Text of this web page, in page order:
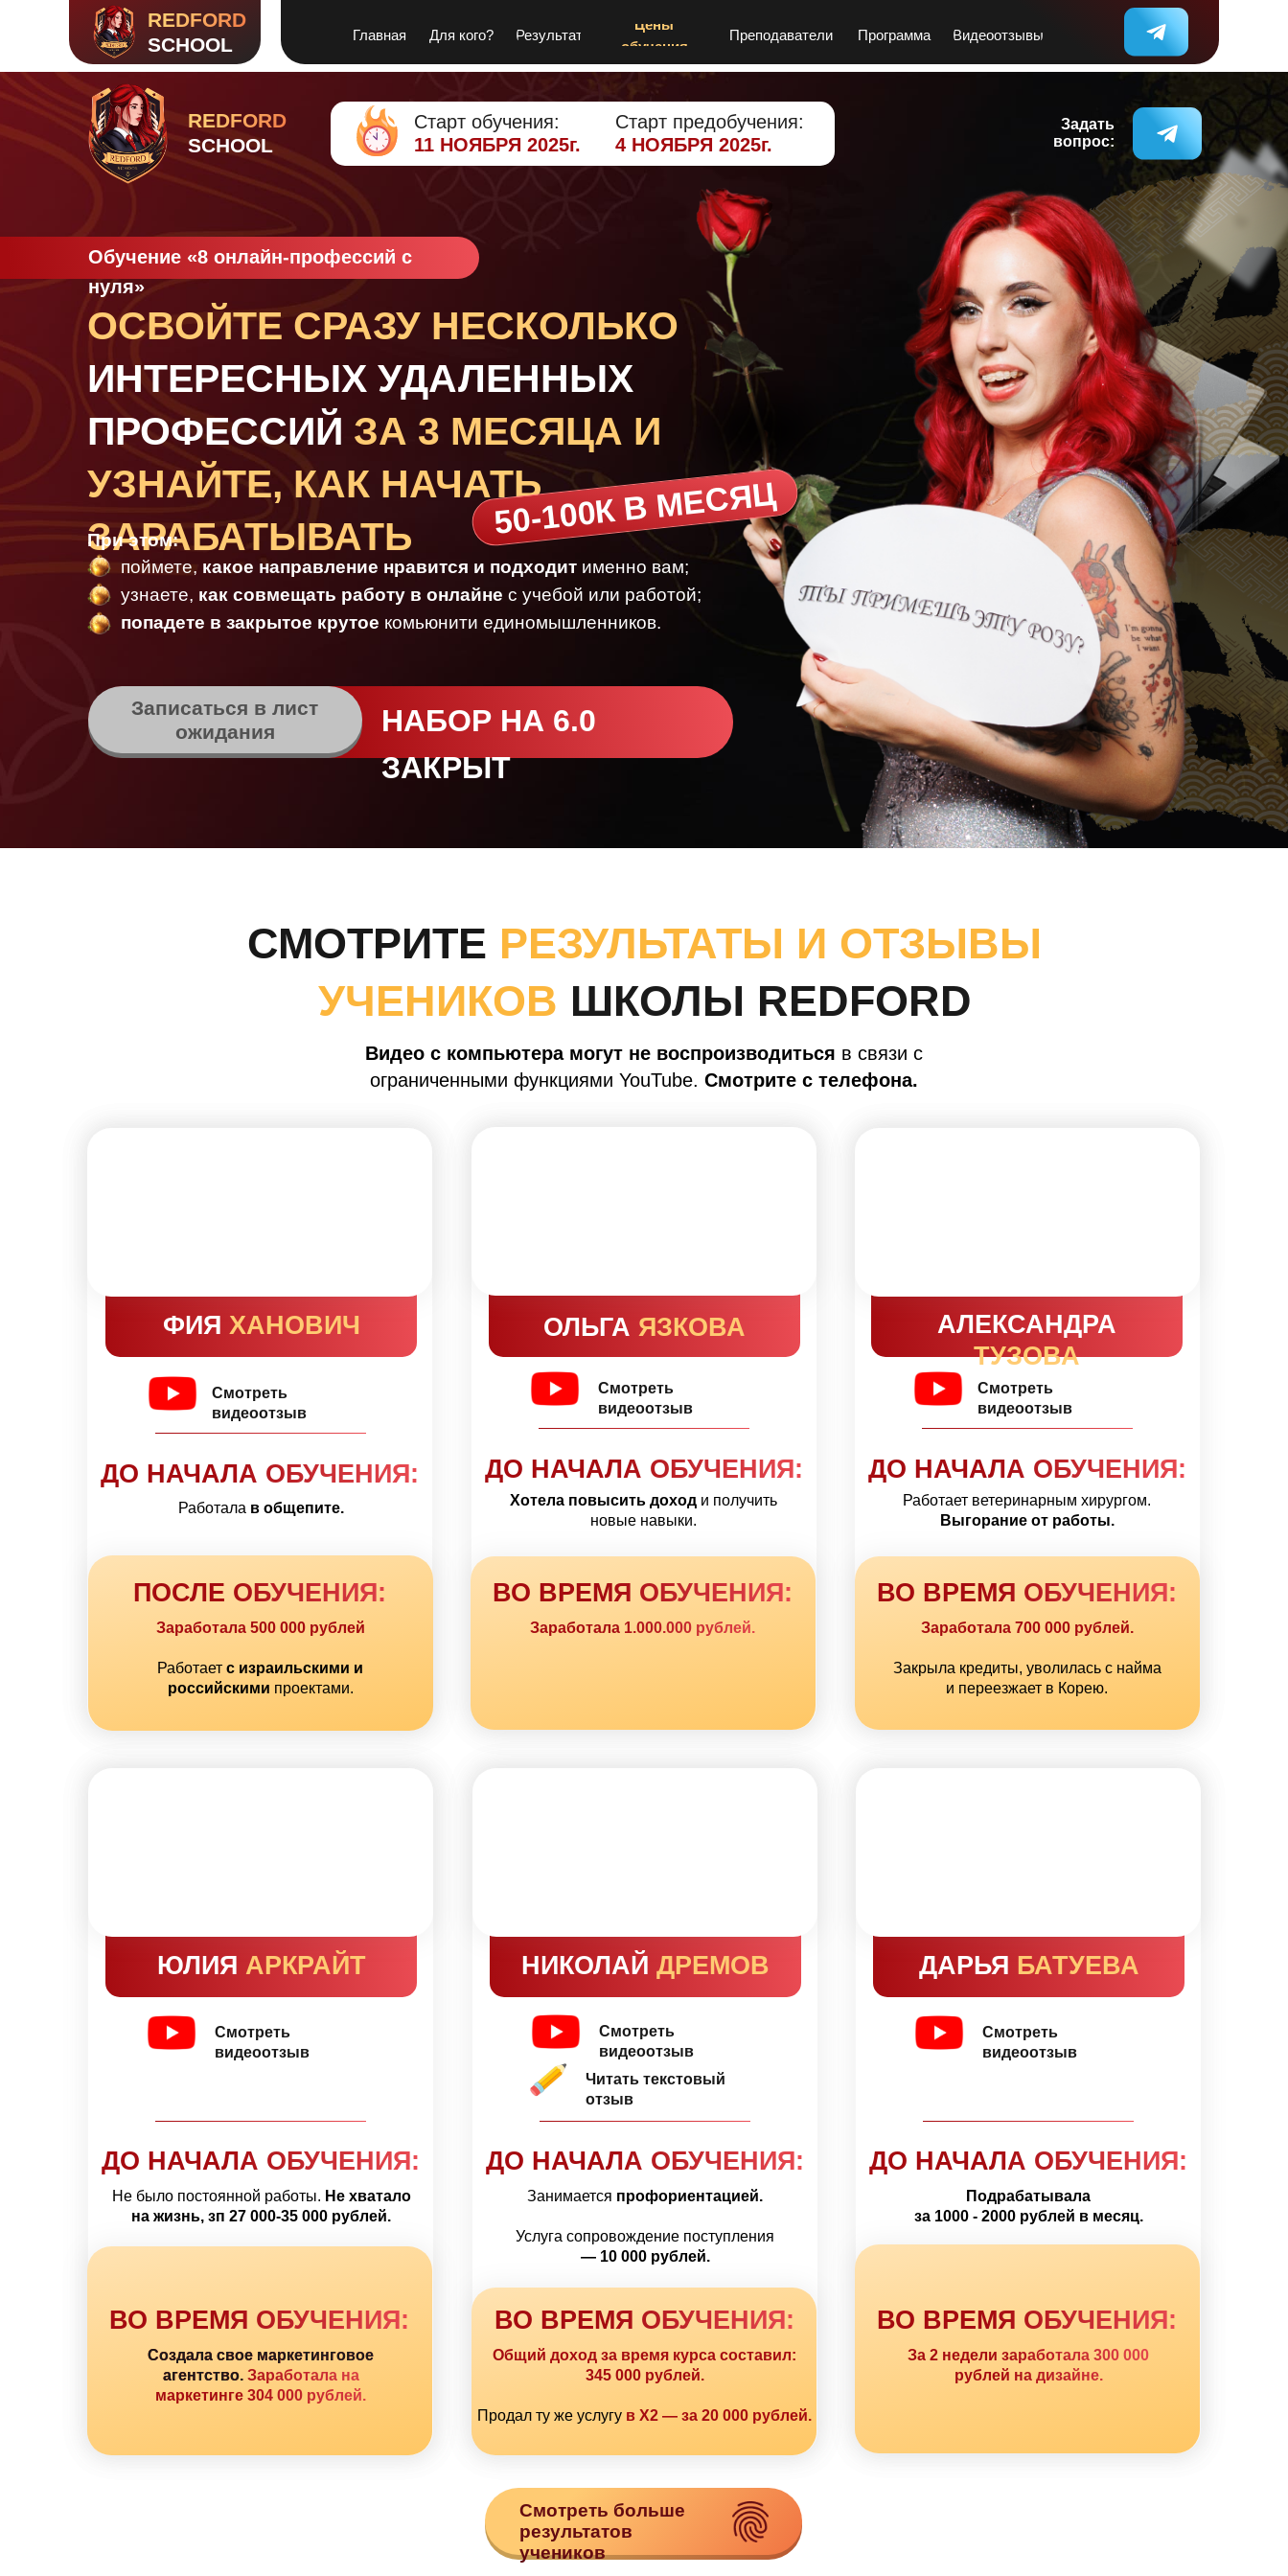
REDFORD
SCHOOL
Главная Для кого? Результат Преподаватели Программа
Цены
обучения
Видеоотзывы
Обучение «8 онлайн-профессий с
нуля»
НАБОР НА 6.0
ЗАКРЫТ
REDFORD
SCHOOL
ОСВОЙТЕ СРАЗУ НЕСКОЛЬКО
ИНТЕРЕСНЫХ УДАЛЕННЫХ
ПРОФЕССИЙ ЗА 3 МЕСЯЦА И
УЗНАЙТЕ, КАК НАЧАТЬ
ЗАРАБАТЫВАТЬ
50-100К В МЕСЯЦ
При этом:
поймете, какое направление нравится и подходит именно вам;
узнаете, как совмещать работу в онлайне с учебой или работой;
попадете в закрытое крутое комьюнити единомышленников.
Задать
вопрос:
Записаться в лист
ожидания
Старт обучения:
11 НОЯБРЯ 2025г.
Старт предобучения:
4 НОЯБРЯ 2025г.
СМОТРИТЕ РЕЗУЛЬТАТЫ И ОТЗЫВЫ
УЧЕНИКОВ ШКОЛЫ REDFORD
Видео с компьютера могут не воспроизводиться в связи с
ограниченными функциями YouTube. Смотрите с телефона.
АЛЕКСАНДРА
ТУЗОВА
Заработала 700 000 рублей.
Закрыла кредиты, уволилась с найма
и переезжает в Корею.
Работает ветеринарным хирургом.
Выгорание от работы.
Смотреть
видеоотзыв
Смотреть больше
результатов
учеников
ОЛЬГА ЯЗКОВА
ДО НАЧАЛА ОБУЧЕНИЯ:
ВО ВРЕМЯ ОБУЧЕНИЯ: ВО ВРЕМЯ ОБУЧЕНИЯ:
ДО НАЧАЛА ОБУЧЕНИЯ:
Заработала 1.000.000 рублей.
Хотела повысить доход и получить
новые навыки.
Смотреть
видеоотзыв
ФИЯ ХАНОВИЧ
Заработала 500 000 рублей
Работает с израильскими и
российскими проектами.
Работала в общепите.
Смотреть
видеоотзыв
НИКОЛАЙ ДРЕМОВ
Общий доход за время курса составил:
345 000 рублей.
Продал ту же услугу в Х2 — за 20 000 рублей.
Занимается профориентацией.
Услуга сопровождение поступления
— 10 000 рублей.
Смотреть
видеоотзыв
Читать текстовый
отзыв
ДО НАЧАЛА ОБУЧЕНИЯ:
ДО НАЧАЛА ОБУЧЕНИЯ:
ВО ВРЕМЯ ОБУЧЕНИЯ:
ДАРЬЯ БАТУЕВА
ДО НАЧАЛА ОБУЧЕНИЯ:
ВО ВРЕМЯ ОБУЧЕНИЯ:
За 2 недели заработала 300 000
рублей на дизайне.
Подрабатывала
за 1000 - 2000 рублей в месяц.
Смотреть
видеоотзыв
ПОСЛЕ ОБУЧЕНИЯ:
ЮЛИЯ АРКРАЙТ
ДО НАЧАЛА ОБУЧЕНИЯ:
ВО ВРЕМЯ ОБУЧЕНИЯ:
Создала свое маркетинговое
агентство.Заработала на
маркетинге 304 000 рублей.
Не было постоянной работы. Не хватало
на жизнь, зп 27 000-35 000 рублей.
Смотреть
видеоотзыв